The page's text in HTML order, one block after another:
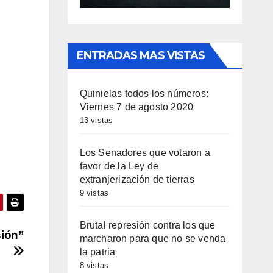
ENTRADAS MAS VISTAS
Quinielas todos los números:
Viernes 7 de agosto 2020
13 vistas
Los Senadores que votaron a
favor de la Ley de
extranjerización de tierras
9 vistas
Brutal represión contra los que
marcharon para que no se venda
la patria
8 vistas